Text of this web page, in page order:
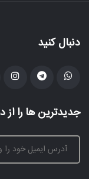
دنبال کنید
جدیدترین ها را